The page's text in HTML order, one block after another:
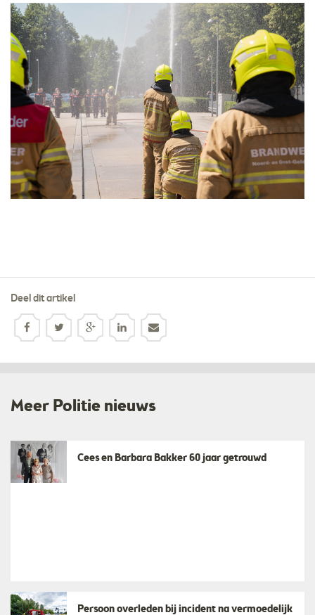
Deel dit artikel
Meer Politie nieuws
Cees en Barbara Bakker 60 jaar getrouwd
Persoon overleden bij incident na vermoedelijk